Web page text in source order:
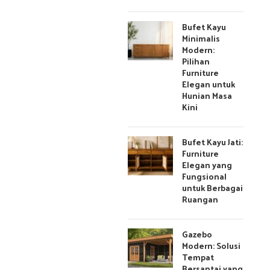
Bufet Kayu
Minimalis
Modern:
Pilihan
Furniture
Elegan untuk
Hunian Masa
Kini
Bufet Kayu Jati:
Furniture
Elegan yang
Fungsional
untuk Berbagai
Ruangan
Gazebo
Modern: Solusi
Tempat